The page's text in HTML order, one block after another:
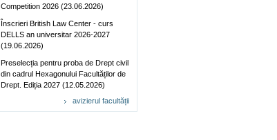
Competition 2026 (23.06.2026)
Înscrieri British Law Center - curs
DELLS an universitar 2026-2027
(19.06.2026)
Preselecția pentru proba de Drept civil
din cadrul Hexagonului Facultăților de
Drept. Ediția 2027 (12.05.2026)
avizierul facultății